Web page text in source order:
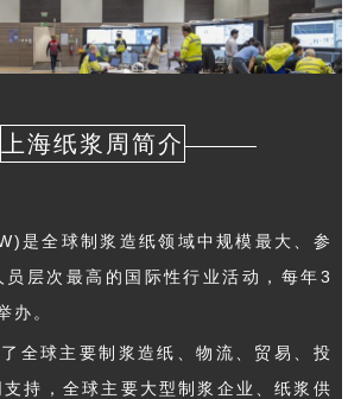
上海纸浆周简介
是全球制浆造纸领域中规模最大、参
员层次最高的国际性行业活动，每年3
办。
了全球主要制浆造纸、物流、贸易、投
持，全球主要大型制浆企业、纸浆供